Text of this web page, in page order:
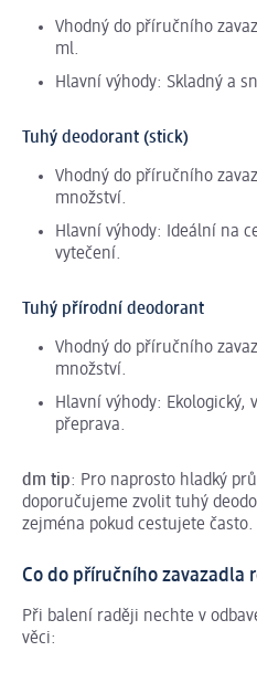
Vhodný do příručního
ml.
Hlavní výhody: Skladný a
Tuhý deodorant (stick)
Vhodný do příručního
množství.
Hlavní výhody: Ideální na
vytečení.
Tuhý přírodní deodorant
Vhodný do příručního
množství.
Hlavní výhody: Ekologický,
přeprava.
dm tip: Pro naprosto hladký
doporučujeme zvolit tuhý
zejména pokud cestujete často.
Co do příručního zavazadla
Při balení raději nechte v
věci: